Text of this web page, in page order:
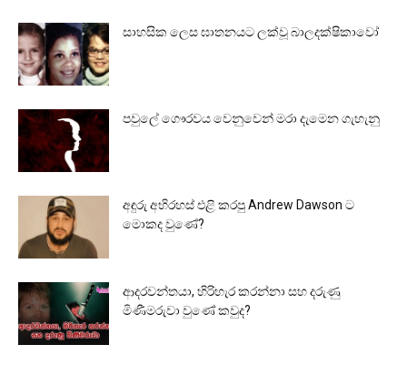
සාහසික ලෙස ඝාතනයට ලක්වූ බාලදක්ෂිකාවෝ
පවුලේ ගෞරවය වෙනුවෙන් මරා දැමෙන ගැහැනු
අඳුරු අභිරහස් එළි කරපු Andrew Dawson ට
මොකද වුණේ?
ආදරවන්තයා, හිරිහැර කරන්නා සහ දරුණු
මිණීමරුවා වුණේ කවුද?